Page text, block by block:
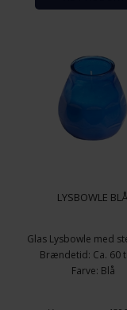
LYSBOWLE
Glas Lysbowle med
Brændetid: Ca. 60
Farve: Blå